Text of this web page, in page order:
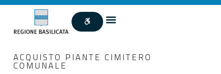
ACQUISTO PIANTE CIMITERO
COMUNALE